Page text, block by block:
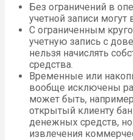
Без ограничений в
учетной записи
С ограниченным
учетную запись с
нельзя начислять
средства.
Временные или
вообще исключены
может быть,
открытый клиенту
денежных средств,
извлечения